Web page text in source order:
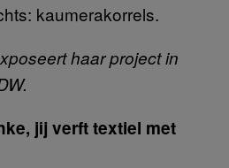
kaumerakorrels.
haar project in
jij verft textiel met